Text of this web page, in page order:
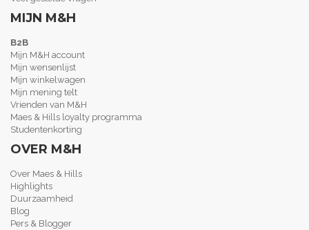
MIJN M&H
B2B
Mijn M&H account
Mijn wensenlijst
Mijn winkelwagen
Mijn mening telt
Vrienden van M&H
Maes & Hills loyalty programma
Studentenkorting
OVER M&H
Over Maes & Hills
Highlights
Duurzaamheid
Blog
Pers & Blogger